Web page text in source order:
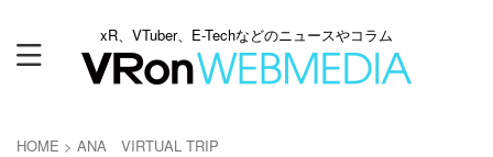
xR、VTuber、E-Techなどのニュースやコラム
HOME > ANA VIRTUAL TRIP